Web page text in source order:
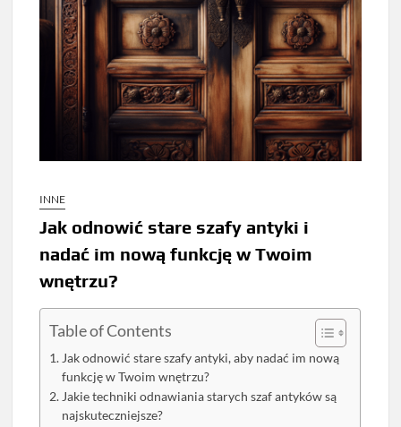
INNE
Jak odnowić stare szafy antyki i
nadać im nową funkcję w Twoim
wnętrzu?
Table of Contents
Jak odnowić stare szafy antyki, aby nadać im nową
funkcję w Twoim wnętrzu?
Jakie techniki odnawiania starych szaf antyków są
najskuteczniejsze?